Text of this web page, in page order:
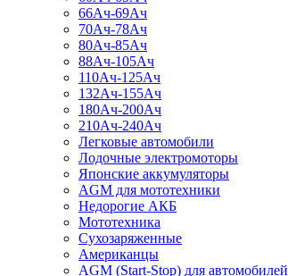
66Ач-69Ач
70Ач-78Ач
80Ач-85Ач
88Ач-105Ач
110Ач-125Ач
132Ач-155Ач
180Ач-200Ач
210Ач-240Ач
Легковые автомобили
Лодочные электромоторы
Японские аккумуляторы
AGM для мототехники
Недорогие АКБ
Мототехника
Сухозаряженные
Американцы
AGM (Start-Stop) для автомобилей